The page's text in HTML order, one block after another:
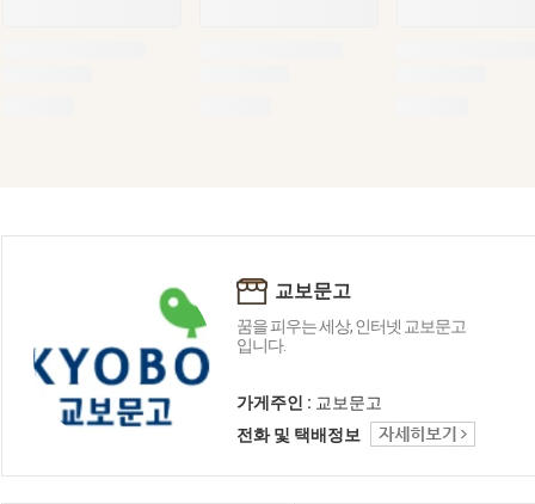
교보문고
꿈을 피우는 세상, 인터넷 교보문고
입니다.
가게주인 : 교보문고
전화 및 택배정보